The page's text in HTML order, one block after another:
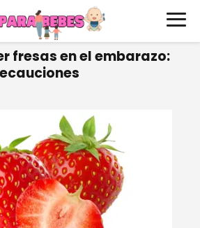
fresas en el embarazo: